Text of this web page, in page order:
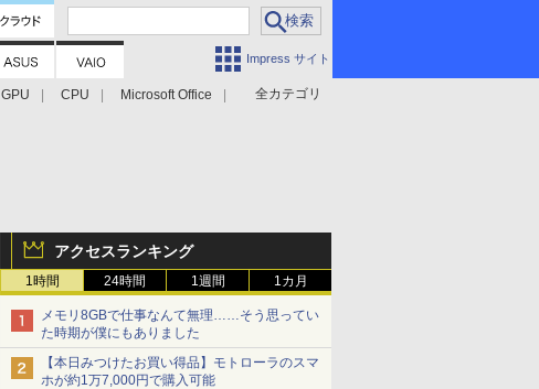
Impress サイト
全カテゴリ
GPU CPU
Microsoft Office
アクセスランキング
1時間 24時間 1週間 1カ月
メモリ8GBで仕事なんて無理……そう思ってい
た時期が僕にもありました
【本日みつけたお買い得品】モトローラのスマ
ホが約1万7,000円で購入可能